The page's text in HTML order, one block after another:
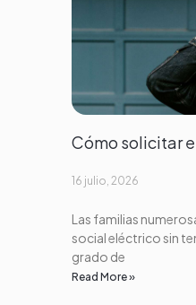
Cómo solicitar
16 julio, 2026
Las familias
social eléctrico sin
grado de
Read More »